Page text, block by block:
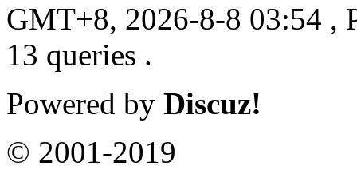
GMT+8, 2026-8-8 03:54 ,
13 queries .
Powered by Discuz!
© 2001-2019